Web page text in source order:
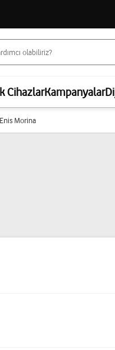
CihazlarKampanyalar
Morina